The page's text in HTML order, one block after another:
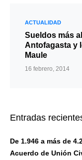
ACTUALIDAD
Sueldos más
Antofagasta y
Maule
16 febrero, 2014
Entradas
De 1.946 a más de
Acuerdo de Unión